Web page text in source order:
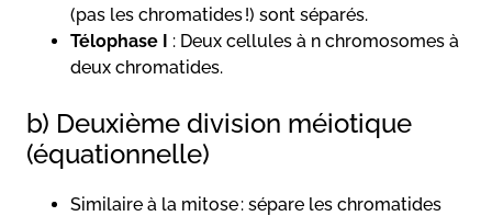
(pas les chromatides !) sont séparés.
Télophase I : Deux cellules à n chromosomes à
deux chromatides.
b) Deuxième division méiotique
(équationnelle)
Similaire à la mitose : sépare les chromatides